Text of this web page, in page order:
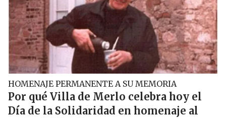
HOMENAJE PERMANENTE A SU MEMORIA
Por qué Villa de Merlo celebra hoy el
Día de la Solidaridad en homenaje al